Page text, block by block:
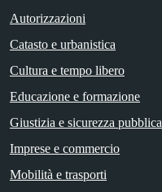
Autorizzazioni
Catasto e urbanistica
Cultura e tempo libero
Educazione e formazione
Giustizia e sicurezza pubblica
Imprese e commercio
Mobilità e trasporti